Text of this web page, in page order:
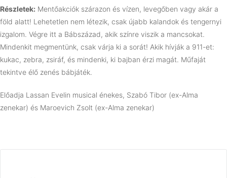
Részletek: Mentőakciók szárazon és vízen, levegőben vagy akár a
föld alatt! Lehetetlen nem létezik, csak újabb kalandok és tengernyi
izgalom. Végre itt a Bábszázad, akik színre viszik a mancsokat.
Mindenkit megmentünk, csak várja ki a sorát! Akik hívják a 911-et:
kukac, zebra, zsiráf, és mindenki, ki bajban érzi magát. Műfaját
tekintve élő zenés bábjáték.
Előadja Lassan Evelin musical énekes, Szabó Tibor (ex-Alma
zenekar) és Maroevich Zsolt (ex-Alma zenekar)